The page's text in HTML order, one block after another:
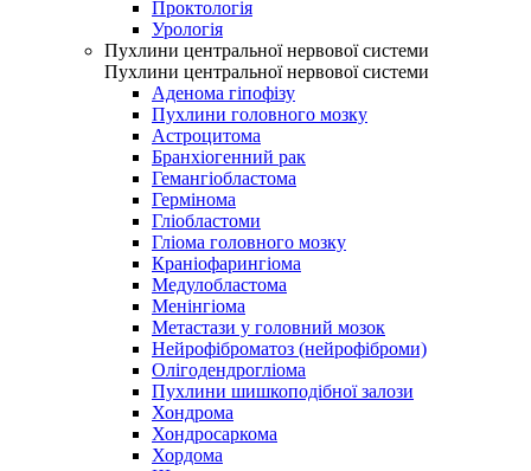
Проктологія
Урологія
Пухлини центральної нервової системи
Пухлини центральної нервової системи
Аденома гіпофізу
Пухлини головного мозку
Астроцитома
Бранхіогенний рак
Гемангіобластома
Гермінома
Гліобластоми
Гліома головного мозку
Краніофарингіома
Медулобластома
Менінгіома
Метастази у головний мозок
Нейрофіброматоз (нейрофіброми)
Олігодендрогліома
Пухлини шишкоподібної залози
Хондрома
Хондросаркома
Хордома